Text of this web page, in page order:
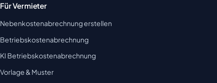
Für Vermieter
Nebenkostenabrechnung erstellen
Betriebskostenabrechnung
KI Betriebskostenabrechnung
Vorlage & Muster